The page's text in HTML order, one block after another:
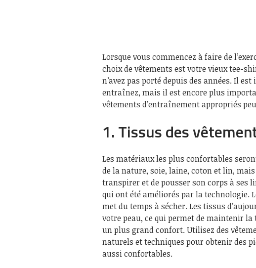
Lorsque vous commencez à faire de
choix de vêtements est votre vieux tee-
n’avez pas porté depuis des années. Il
entraînez, mais il est encore plus
vêtements d’entraînement appropriés
1. Tissus des
Les matériaux les plus confortables
de la nature, soie, laine, coton et lin, mais
transpirer et de pousser son corps à ses
qui ont été améliorés par la technologie.
met du temps à sécher. Les tissus
votre peau, ce qui permet de maintenir
un plus grand confort. Utilisez des
naturels et techniques pour obtenir des
aussi confortables.